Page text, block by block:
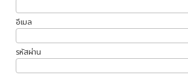
อีเมล
รหัสผ่าน